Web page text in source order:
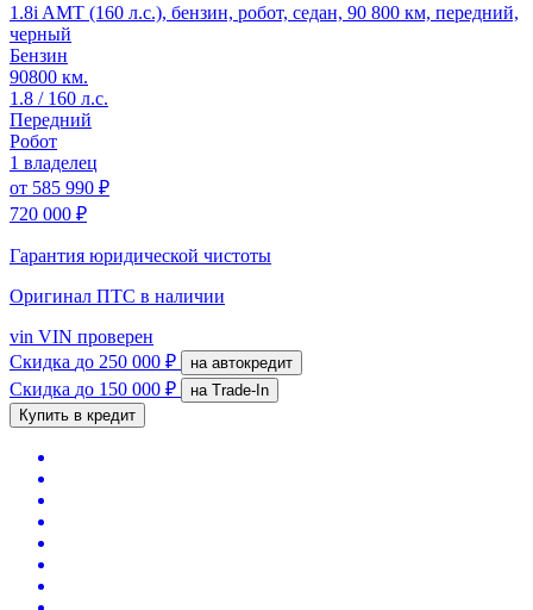
1.8i AMT (160 л.с.), бензин, робот, седан, 90 800 км, передний,
черный
Бензин
90800 км.
1.8 / 160 л.с.
Передний
Робот
1 владелец
от 585 990 ₽
720 000 ₽
Гарантия юридической чистоты
Оригинал ПТС в наличии
vin VIN проверен
Скидка до 250 000 ₽ на автокредит
Скидка до 150 000 ₽
на Trade-In
Купить в кредит